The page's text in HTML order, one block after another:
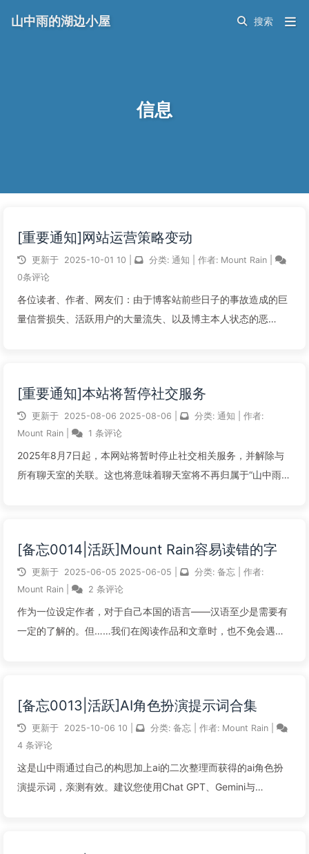
信息
山中雨的湖边小屋
[重要通知]网站运营策略变动
更新于 2025-10-01 10 分类: 通知 作者: Mount Rain
0条评论
各位读者、作者、网友们：由于博客站前些日子的事故造成的巨
量信誉损失、活跃用户的大量流失、以及博主本人状态的恶
阅读全文...
[重要通知]本站将暂停社交服务
更新于 2025-08-06 2025-08-06 分类: 通知
作者:
Mount Rain
1 条评论
2025年8月7日起，本网站将暂时停止社交相关服务，并解除与
所有聊天室的关联。这也将意味着聊天室将不再归属于“山中雨的
阅读全文...
[备忘0014|活跃]Mount Rain容易读错的字
更新于 2025-06-05 2025-06-05 分类: 备忘
作者:
Mount Rain
2 条评论
作为一位设定作者，对于自己本国的语言——汉语至少是需要有
一定的了解的。但……我们在阅读作品和文章时，也不免会遇到
阅读全文...
[备忘0013|活跃]AI角色扮演提示词合集
更新于 2025-10-06 10 分类: 备忘 作者: Mount Rain
4 条评论
这是山中雨通过自己的构思加上ai的二次整理而获得的ai角色扮
演提示词，亲测有效。建议您使用Chat GPT、Gemini与